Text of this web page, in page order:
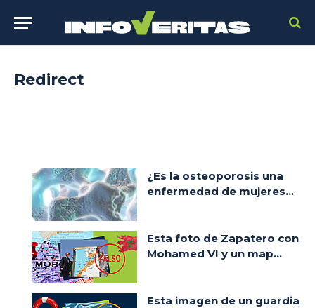
Redirect
¿Es la osteoporosis una
enfermedad de mujeres...
Esta foto de Zapatero con
Mohamed VI y un map...
Esta imagen de un guardia